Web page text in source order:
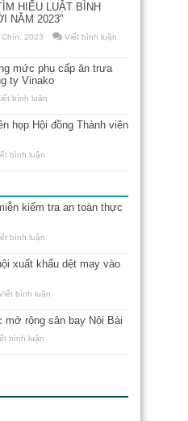
HIỂU LUẬT BÌNH
NĂM 2023”
2023 Viết bình luận
mức phụ cấp ăn trưa
ty Vinako
bình luận
họp Hội đồng Thành viên
bình luận
kiểm tra an toàn thực
bình luận
xuất khẩu dệt may vào
bình luận
mở rộng sân bay Nội Bài
bình luận